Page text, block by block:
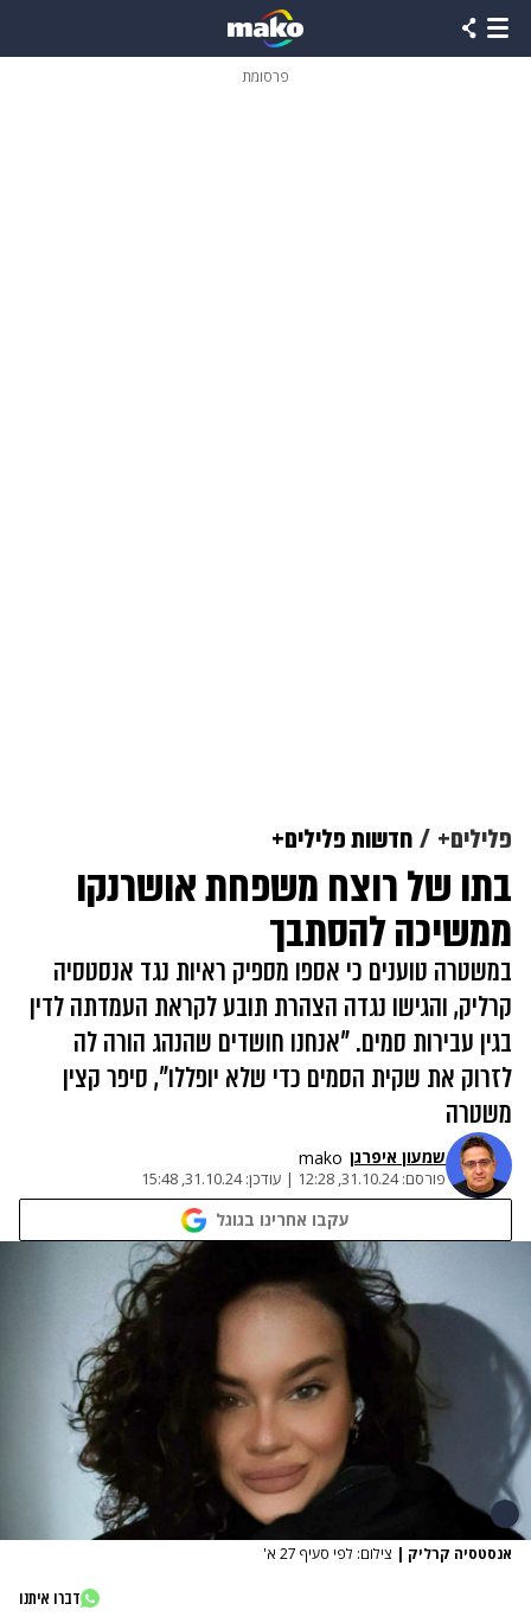
פרסומת
פלילים+ חדשות פלילים+
בתו של רוצח משפחת אושרנקו
ממשיכה להסתבך
במשטרה טוענים כי אספו מספיק ראיות נגד אנסטסיה
קרליק, והגישו נגדה הצהרת תובע לקראת העמדתה לדין
בגין עבירות סמים. "אנחנו חושדים שהנהג הורה לה
לזרוק את שקית הסמים כדי שלא יופללו", סיפר קצין
משטרה
שמעון איפרגן​ mako
פורסם:31.10.24, 12:28
| עודכן:31.10.24, 15:48
עקבו אחרינו בגוגל
אנסטסיה קרליק | צילום: לפי סעיף 27 א'
דברו איתנו